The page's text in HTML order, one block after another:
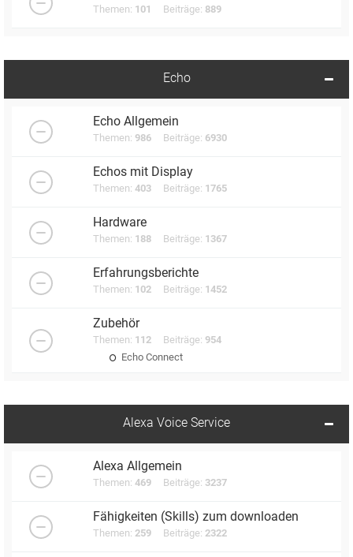
Themen: 101 Beiträge: 889
Echo
Echo Allgemein
Themen: 986 Beiträge: 6930
Echos mit Display
Themen: 403 Beiträge: 1765
Hardware
Themen: 188 Beiträge: 1367
Erfahrungsberichte
Themen: 102 Beiträge: 1452
Zubehör
Themen: 112 Beiträge: 954
Echo Connect
Alexa Voice Service
Alexa Allgemein
Themen: 469 Beiträge: 3237
Fähigkeiten (Skills) zum downloaden
Themen: 259 Beiträge: 2322